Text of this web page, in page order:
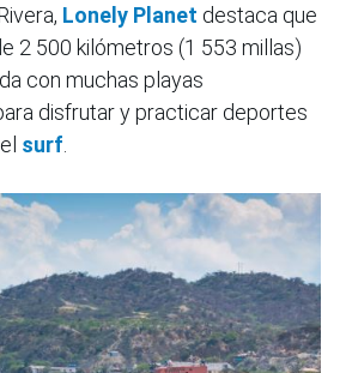
Lonely Planet destaca que
2 500 kilómetros (1 553 millas)
con muchas playas
disfrutar y practicar deportes
surf